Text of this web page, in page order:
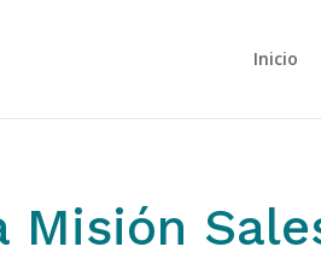
Inicio
Misión